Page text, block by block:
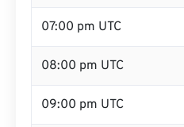
07:00 pm UTC
08:00 pm UTC
09:00 pm UTC